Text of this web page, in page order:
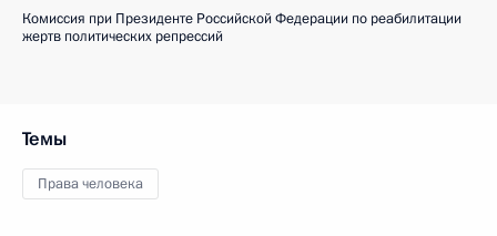
Комиссия при Президенте Российской Федерации по реабилитации
жертв политических репрессий
Темы
Права человека